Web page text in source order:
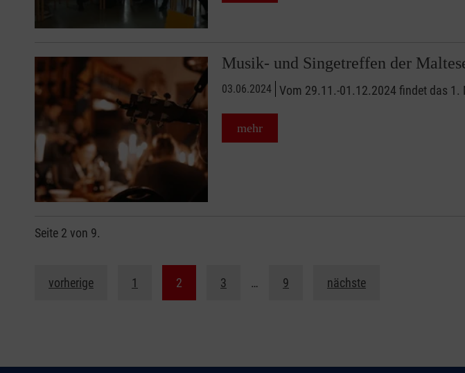
Musik- und Singetreffen der
03.06.2024 Vom 29.11.-01.12.2024 findet das
mehr
Seite 2 von 9.
vorherige 1 2 3 … 9 nächste